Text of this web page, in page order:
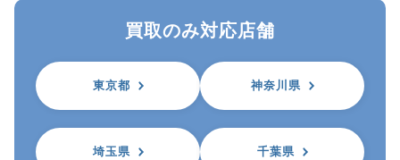
買取のみ対応店舗
東京都 神奈川県
埼玉県 千葉県